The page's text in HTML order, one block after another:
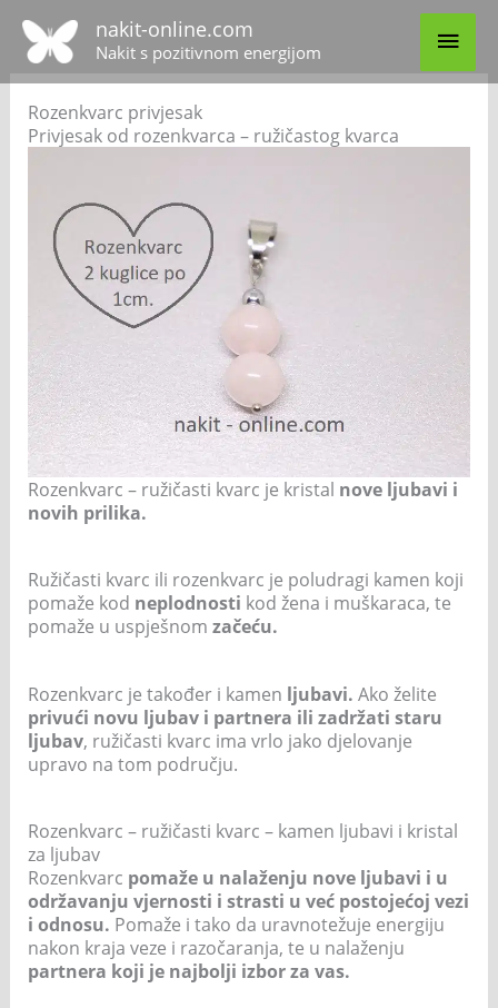
content
nakit-online.com
Nakit s pozitivnom energijom
Rozenkvarc privjesak
Privjesak od rozenkvarca – ružičastog kvarca
Rozenkvarc – ružičasti kvarc je kristal nove ljubavi i
novih prilika.
Ružičasti kvarc ili rozenkvarc je poludragi kamen koji
pomaže kod neplodnosti kod žena i muškaraca, te
pomaže u uspješnom začeću.
Rozenkvarc je također i kamen ljubavi. Ako želite
privući novu ljubav i partnera ili zadržati staru
ljubav, ružičasti kvarc ima vrlo jako djelovanje
upravo na tom području.
Rozenkvarc – ružičasti kvarc – kamen ljubavi i kristal
za ljubav
Rozenkvarc pomaže u nalaženju nove ljubavi i u
održavanju vjernosti i strasti u već postojećoj vezi
i odnosu. Pomaže i tako da uravnotežuje energiju
nakon kraja veze i razočaranja, te u nalaženju
partnera koji je najbolji izbor za vas.